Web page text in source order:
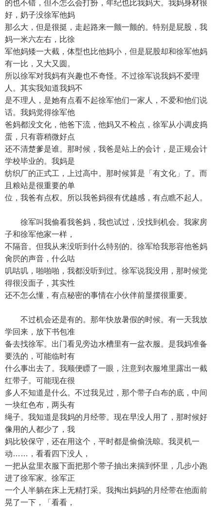
的也不错，但不怎么会打扮，年纪也比我妈大。我妈身材很
好，奶子没徐军他妈
那么大，但是很挺，走起路来一颤一颤的。特别是屁股，我
妈一米六左右，比徐
军他妈矮一大截，体型也比他妈小，但是屁股却和徐军他妈
有一比，又大又圆。
所以徐军对我妈有兴趣也不奇怪。不过徐军说我妈不爱理
人。其实我知道我妈不
是不理人，是她有点看不起徐军他们一家人，不爱和他们说
话。我妈觉得徐军他
爸妈都没文化，他爸下流，他妈又不检点，徐军从小调皮捣
蛋，只有蓉稍微好点
还不清楚爹是谁。那时候，我爸是站上的会计，是正规会计
学校毕业的。我妈是
纺织厂的正式工，上过高中。那时候算是「有文化」了。而
且粮站是很重要的单
位，我爸有点权。所以我爸妈很有优越感，有点瞧不起人。
徐军叫我偷看我爸妈，我也试过，没找到机会。我家房
子和徐军他家一样，
不隔音。但我从来没听到什么特别的。徐军给我形容他爸妈
肏屄的声音，什么咕
叽咕叽，啪啪啪，我都没听到过。徐军说我没用，那时候觉
得很没面子，其实性
还不怎么懂，有点秘密的事情在小伙伴前显摆很重要。
不过机会还是有的。那年快放暑假的时候。有一天我放
学回来，放下书包准
备去找徐军。出门看见旁边水槽里有一盆衣服。是我妈准备
要洗的，可能临时有
什么事出去了。我顺便瞟了一眼，注意到衣服堆里露出一截
红带子。可能现在很
多人不知道是什么。不过我见过，那个带子白布的底，中间
一块红色布，两头有
绳子。我知道是我妈的月经带。现在早没人用了，那时候好
像用的人都少了，我
妈比较保守，还在用这个，平时都是偷偷洗晾。我灵机一
动……，看看四下没人，
一把从盆里衣服下面把那个带子抽出来揣到怀里，几步小跑
进了徐军家。徐军正
一个人半躺在床上无精打采。我掏出妈妈的月经带在他面前
晃了一下，「看看，